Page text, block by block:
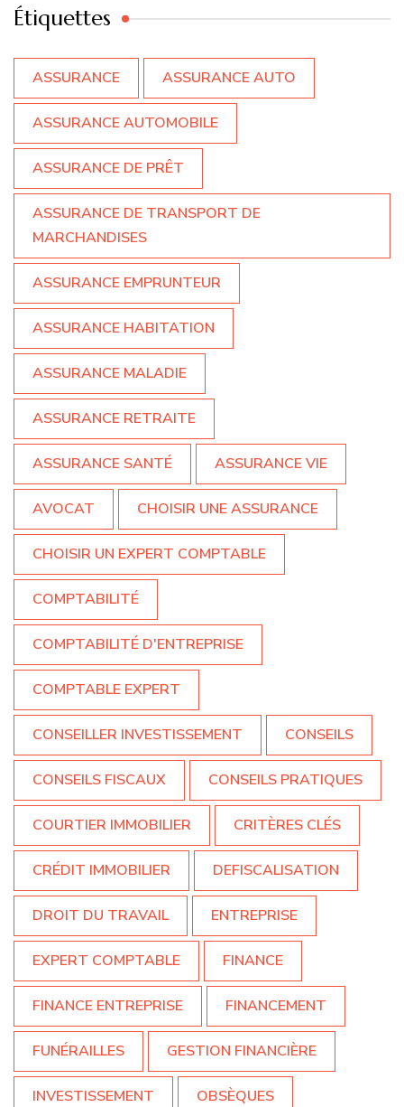
Étiquettes
ASSURANCE ASSURANCE AUTO
ASSURANCE AUTOMOBILE
ASSURANCE DE PRÊT
ASSURANCE DE TRANSPORT DE
MARCHANDISES
ASSURANCE EMPRUNTEUR
ASSURANCE HABITATION
ASSURANCE MALADIE
ASSURANCE RETRAITE
ASSURANCE SANTÉ ASSURANCE VIE
AVOCAT CHOISIR UNE ASSURANCE
CHOISIR UN EXPERT COMPTABLE
COMPTABILITÉ
COMPTABILITÉ D'ENTREPRISE
COMPTABLE EXPERT
CONSEILLER INVESTISSEMENT CONSEILS
CONSEILS FISCAUX CONSEILS PRATIQUES
COURTIER IMMOBILIER CRITÈRES CLÉS
CRÉDIT IMMOBILIER DEFISCALISATION
DROIT DU TRAVAIL ENTREPRISE
EXPERT COMPTABLE FINANCE
FINANCE ENTREPRISE FINANCEMENT
FUNÉRAILLES GESTION FINANCIÈRE
INVESTISSEMENT OBSÈQUES